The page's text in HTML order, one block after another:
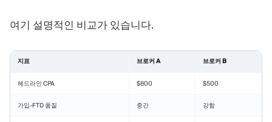
여기 설명적인 비교가 있습니다.
지표 브로커 A 브로커 B
헤드라인 CPA $800 $500
가입-FTD 품질 중간 강함